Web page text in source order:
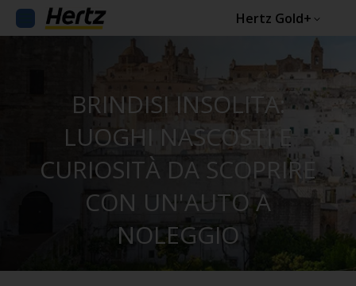
Hertz Gold+
BRINDISI INSOLITA:
LUOGHI NASCOSTI E
CURIOSITÀ DA SCOPRIRE
CON UN'AUTO A
NOLEGGIO